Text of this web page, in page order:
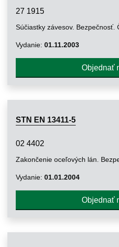
27 1915
Vydanie: 01.11.2003
Objednať
STN EN 13411-5
02 4402
Vydanie: 01.01.2004
Objednať